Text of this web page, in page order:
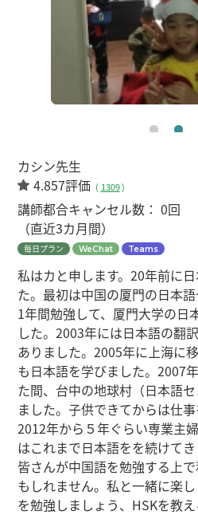
カシン先生
4.857評価 ( 1309)
講師都合キャンセル数：0回
（直近3カ月間）
毎日プラン WeChat Teams
私はカと申します。20年前に
た。最初は中国の厦門の日本
1年間勉強して、厦門大学の日
した。2003年には日本語の翻
ありました。2005年に上海に
も日本語を学びました。2007
た間、台中の地球村（日本語
ました。子供できてからは仕事
2012年から５年ぐらい専業主
はこれまで日本語をを続けて
皆さんが中国語を勉強する上
もしれません。私と一緒に楽
を勉強しましょう、HSKを教え